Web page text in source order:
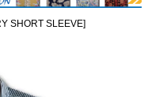
SHORT SLEEVE]